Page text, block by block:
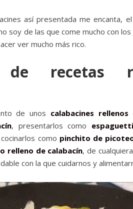
así presentada me encanta,
soy de las que come mucho con
ver mucho más rico.
de recetas
de unos calabacines rellenos
, presentarlos como
como pinchito de
relleno de calabacín, de
con la que cuidarnos y